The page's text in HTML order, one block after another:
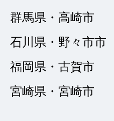
群馬県・高崎市
石川県・野々市市
福岡県・古賀市
宮崎県・宮崎市